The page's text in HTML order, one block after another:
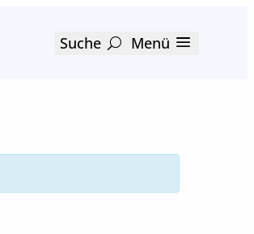
Suche Menü